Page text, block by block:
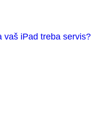
vaš iPad treba servis?